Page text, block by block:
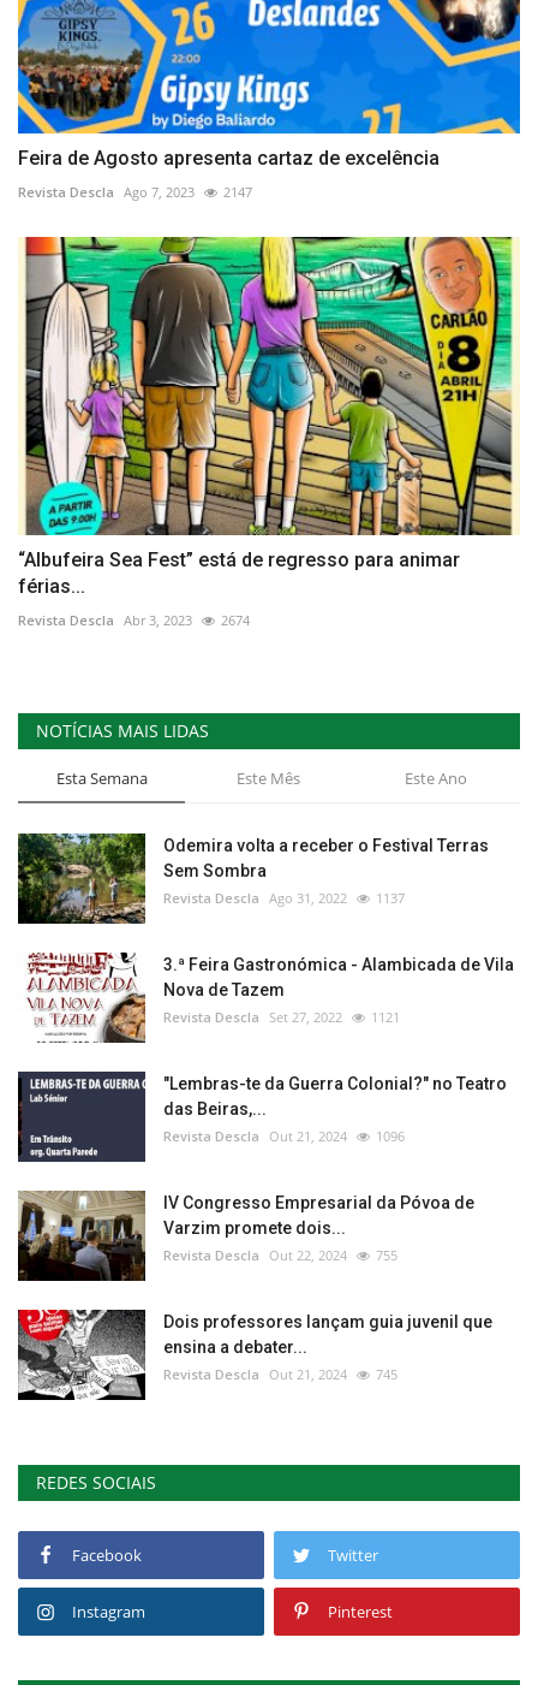
Feira de Agosto apresenta cartaz de excelência
Revista Descla Ago 7, 2023 2147
“Albufeira Sea Fest” está de regresso para animar
férias...
Revista Descla Abr 3, 2023 2674
NOTÍCIAS MAIS LIDAS
Esta Semana Este Mês Este Ano
Odemira volta a receber o Festival Terras
Sem Sombra
Revista Descla Ago 31, 2022 1137
3.ª Feira Gastronómica - Alambicada de Vila
Nova de Tazem
Revista Descla Set 27, 2022 1121
"Lembras-te da Guerra Colonial?" no Teatro
das Beiras,...
Revista Descla Out 21, 2024 1096
IV Congresso Empresarial da Póvoa de
Varzim promete dois...
Revista Descla Out 22, 2024 755
Dois professores lançam guia juvenil que
ensina a debater...
Revista Descla Out 21, 2024 745
REDES SOCIAIS
Facebook Twitter
Instagram Pinterest